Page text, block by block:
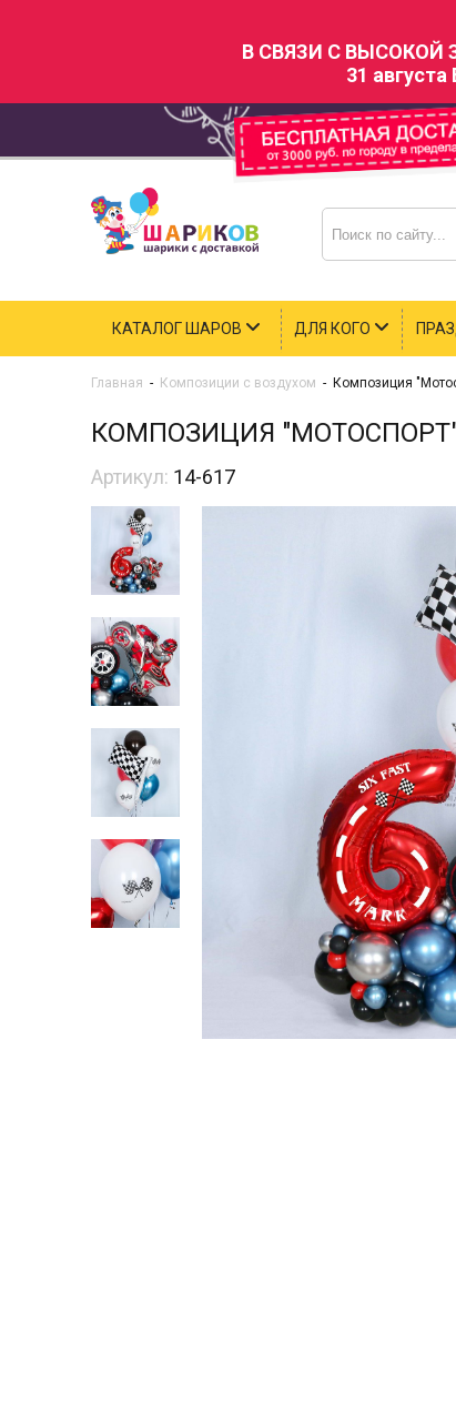
В СВЯЗИ С ВЫСОКОЙ
31
КАТАЛОГ ШАРОВ ДЛЯ КОГО
Главная - Композиции с воздухом - Композиция
КОМПОЗИЦИЯ
Артикул: 14-617